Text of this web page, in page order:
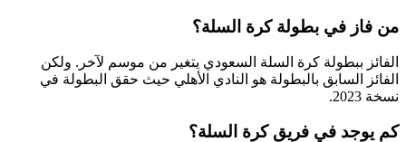
من فاز في بطولة كرة السلة؟
الفائز ببطولة كرة السلة السعودي يتغير من موسم لآخر. ولكن
الفائز السابق بالبطولة هو النادي الأهلي حيث حقق البطولة في
نسخة 2023.
كم يوجد في فريق كرة السلة؟